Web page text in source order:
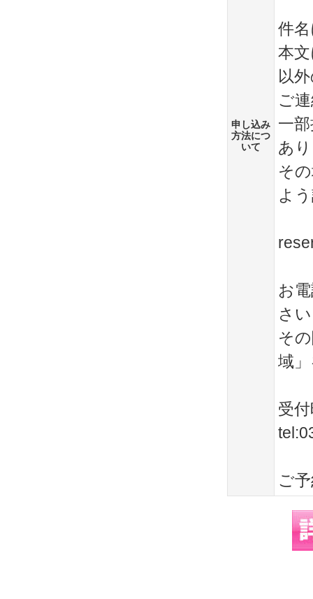
申し込み
方法につ
いて
件
本
以
ご
一
あ
そ
よ
お
さ
そ
域
受
ご